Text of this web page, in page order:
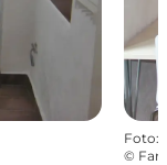
Foto:
©